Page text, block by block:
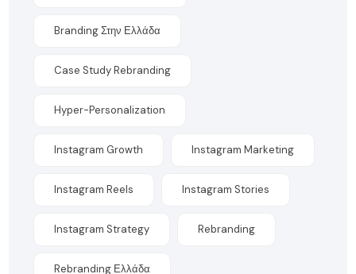
Branding Στην Ελλάδα
Case Study Rebranding
Hyper-Personalization
Instagram Growth Instagram Marketing
Instagram Reels Instagram Stories
Instagram Strategy Rebranding
Rebranding Ελλάδα